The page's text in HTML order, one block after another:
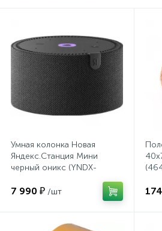
Умная колонка Новая
Яндекс.Станция Мини
черный оникс (YNDX-
7 990 ₽ /шт
Сейфы мебельные
Сейфы огне-
Сейфы оружейные
Системы хранения